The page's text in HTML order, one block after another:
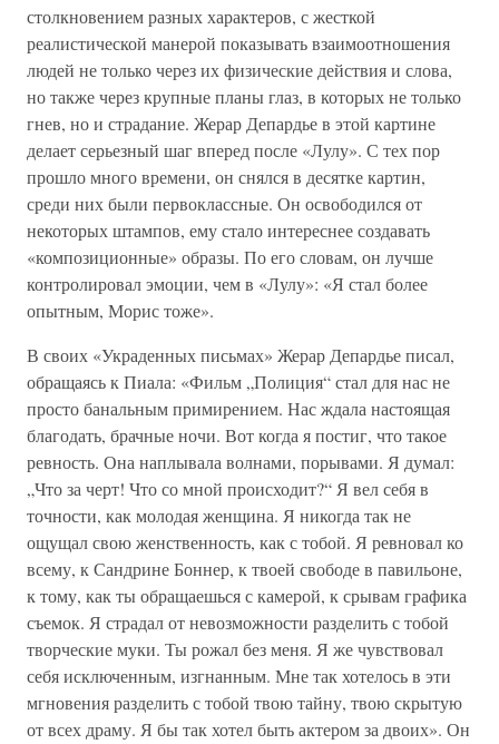
столкновением разных характеров, с жесткой
реалистической манерой показывать взаимоотношения
людей не только через их физические действия и слова,
но также через крупные планы глаз, в которых не только
гнев, но и страдание. Жерар Депардье в этой картине
делает серьезный шаг вперед после «Лулу». С тех пор
прошло много времени, он снялся в десятке картин,
среди них были первоклассные. Он освободился от
некоторых штампов, ему стало интереснее создавать
«композиционные» образы. По его словам, он лучше
контролировал эмоции, чем в «Лулу»: «Я стал более
опытным, Морис тоже».
В своих «Украденных письмах» Жерар Депардье писал,
обращаясь к Пиала: «Фильм „Полиция“ стал для нас не
просто банальным примирением. Нас ждала настоящая
благодать, брачные ночи. Вот когда я постиг, что такое
ревность. Она наплывала волнами, порывами. Я думал:
„Что за черт! Что со мной происходит?“ Я вел себя в
точности, как молодая женщина. Я никогда так не
ощущал свою женственность, как с тобой. Я ревновал ко
всему, к Сандрине Боннер, к твоей свободе в павильоне,
к тому, как ты обращаешься с камерой, к срывам графика
съемок. Я страдал от невозможности разделить с тобой
творческие муки. Ты рожал без меня. Я же чувствовал
себя исключенным, изгнанным. Мне так хотелось в эти
мгновения разделить с тобой твою тайну, твою скрытую
от всех драму. Я бы так хотел быть актером за двоих». Он